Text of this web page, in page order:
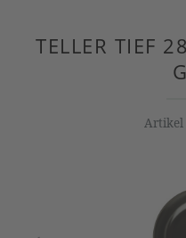
TELLER TIEF
Artikel